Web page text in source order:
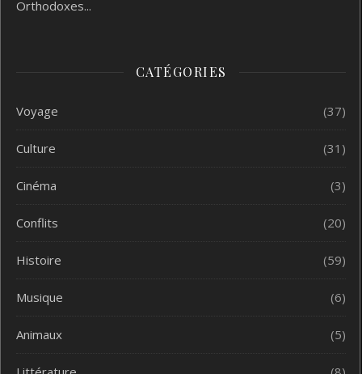
Orthodoxes...
CATÉGORIES
Voyage (37)
Culture (31)
Cinéma (3)
Conflits (20)
Histoire (59)
Musique (6)
Animaux (5)